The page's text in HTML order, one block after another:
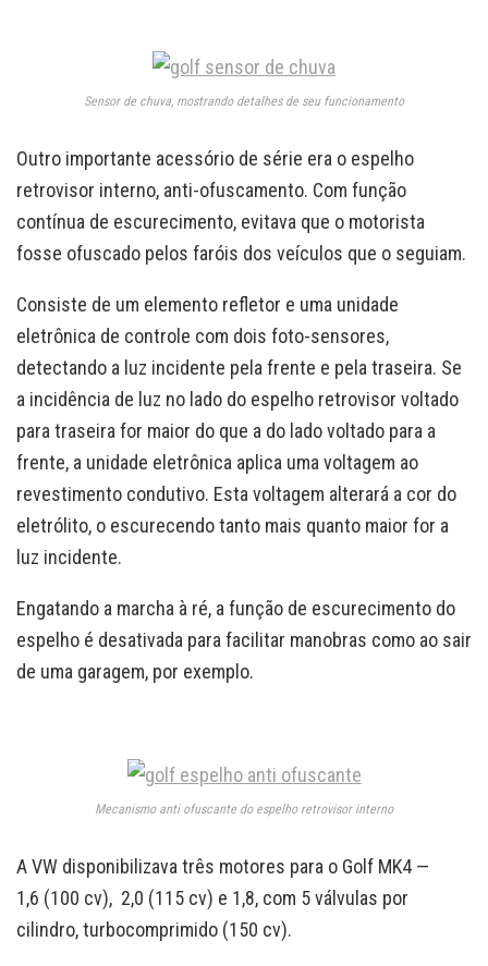
Sensor de chuva, mostrando detalhes de seu funcionamento
Outro importante acessório de série era o espelho
retrovisor interno, anti-ofuscamento. Com função
contínua de escurecimento, evitava que o motorista
fosse ofuscado pelos faróis dos veículos que o seguiam.
Consiste de um elemento refletor e uma unidade
eletrônica de controle com dois foto-sensores,
detectando a luz incidente pela frente e pela traseira. Se
a incidência de luz no lado do espelho retrovisor voltado
para traseira for maior do que a do lado voltado para a
frente, a unidade eletrônica aplica uma voltagem ao
revestimento condutivo. Esta voltagem alterará a cor do
eletrólito, o escurecendo tanto mais quanto maior for a
luz incidente.
Engatando a marcha à ré, a função de escurecimento do
espelho é desativada para facilitar manobras como ao sair
de uma garagem, por exemplo.
Mecanismo anti ofuscante do espelho retrovisor interno
A VW disponibilizava três motores para o Golf MK4 —
1,6 (100 cv), 2,0 (115 cv) e 1,8, com 5 válvulas por
cilindro, turbocomprimido (150 cv).